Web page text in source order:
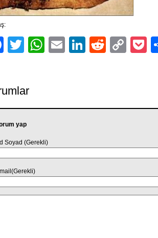
Facebook
TwitterWhatsApp
EmailLinkedIn
Reddit
yap
Soyad (Gerekli)